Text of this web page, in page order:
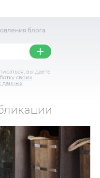
блога
вы даете
своих
данных